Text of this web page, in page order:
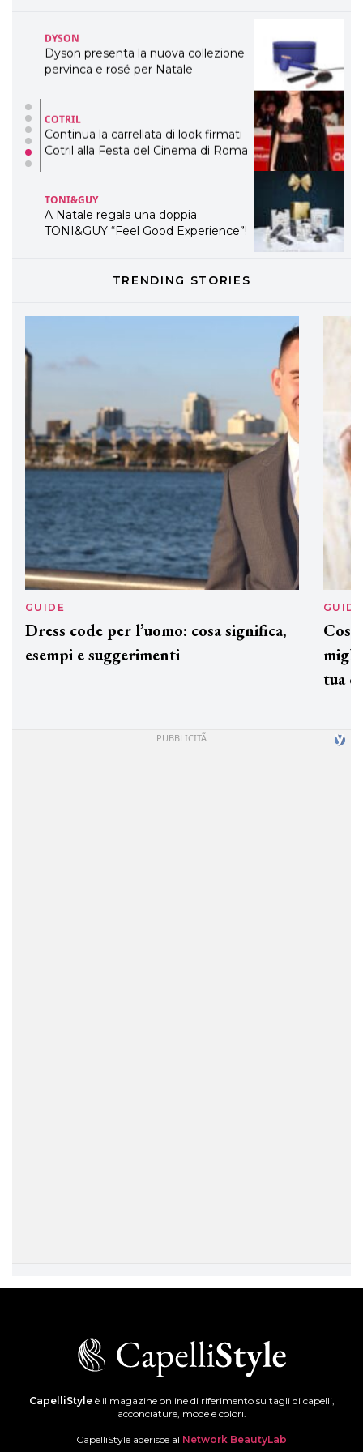
COTRIL
Continua la carrellata di look firmati
Cotril alla Festa del Cinema di Roma
TONI&GUY
A Natale regala una doppia
TONI&GUY “Feel Good Experience”!
LABEL.M lancia la sua innovativa ed
eco-sostenibile linea di prodotti
professionali
Davines presenta cofanetti beauty
ogni capello
TRENDING STORIES
GUIDE
Dress code per l’uomo: cosa significa,
esempi e suggerimenti
GUIDE
tua
CapelliStyleè il magazine online di riferimento su tagli di capelli,
acconciature, mode e colori.
CapelliStyle aderisce al Network BeautyLab